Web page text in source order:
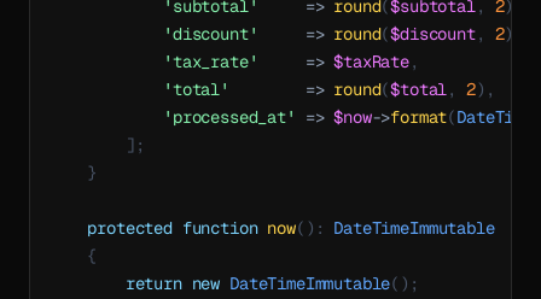
'subtotal'
=> round($subtotal, 2)
'discount'
=> round($discount, 2)
'tax_rate'
=> $taxRate,
'total'
=> round($total, 2) ,
'processed_at'
=> $now->format(
] ;
}
protected function now( ) :
DateTimeImmutable
{
return new DateTimeImmutable( ) ;